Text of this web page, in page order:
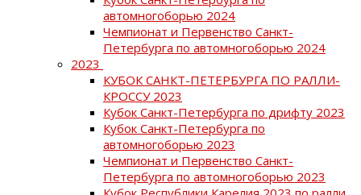
автомногоборью 2024
Чемпионат и Первенство Санкт-
Петербурга по автомногоборью 2024
2023
КУБОК САНКТ-ПЕТЕРБУРГА ПО РАЛЛИ-
КРОССУ 2023
Кубок Санкт-Петербурга по дрифту 2023
Кубок Санкт-Петербурга по
автомногоборью 2023
Чемпионат и Первенство Санкт-
Петербурга по автомногоборью 2023